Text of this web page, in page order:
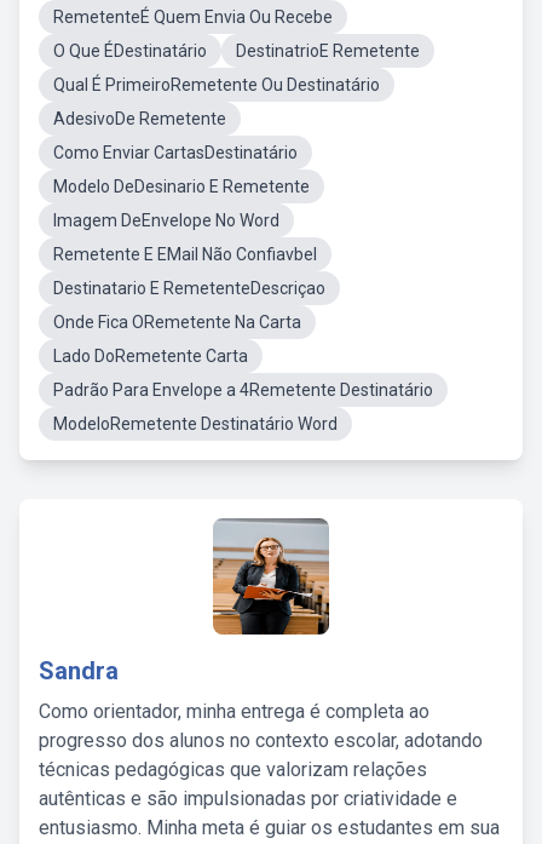
RemetenteÉ Quem Envia Ou Recebe
O Que ÉDestinatário
DestinatrioE Remetente
Qual É PrimeiroRemetente Ou Destinatário
AdesivoDe Remetente
Como Enviar CartasDestinatário
Modelo DeDesinario E Remetente
Imagem DeEnvelope No Word
Remetente E EMail Não Confiavbel
Destinatario E RemetenteDescriçao
Onde Fica ORemetente Na Carta
Lado DoRemetente Carta
Padrão Para Envelope a 4Remetente Destinatário
ModeloRemetente Destinatário Word
Sandra
Como orientador, minha entrega é completa ao
progresso dos alunos no contexto escolar, adotando
técnicas pedagógicas que valorizam relações
autênticas e são impulsionadas por criatividade e
entusiasmo. Minha meta é guiar os estudantes em sua